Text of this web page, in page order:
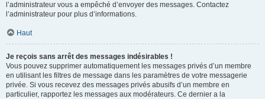
l’administrateur vous a empêché d’envoyer des messages. Contactez
l’administrateur pour plus d’informations.
Haut
Je reçois sans arrêt des messages indésirables !
Vous pouvez supprimer automatiquement les messages privés d’un membre
en utilisant les filtres de message dans les paramètres de votre messagerie
privée. Si vous recevez des messages privés abusifs d’un membre en
particulier, rapportez les messages aux modérateurs. Ce dernier a la